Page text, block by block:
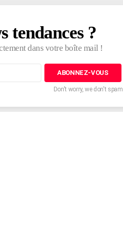
tendances ?
dans votre boîte mail !
Don't worry, we don't spam